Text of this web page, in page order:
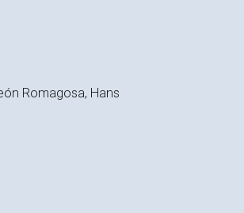
Romagosa, Hans